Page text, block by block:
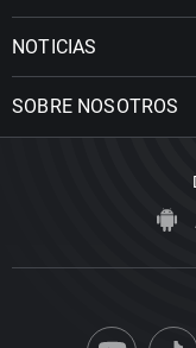
NOTICIAS
SOBRE NOSOTROS